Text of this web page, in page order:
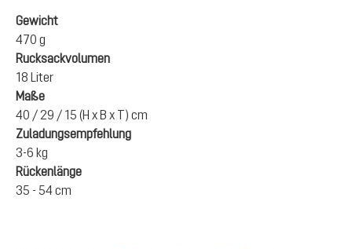
Gewicht
470 g
Rucksackvolumen
18 Liter
Maße
40 / 29 / 15 (H x B x T) cm
Zuladungsempfehlung
3-6 kg
Rückenlänge
35 - 54 cm